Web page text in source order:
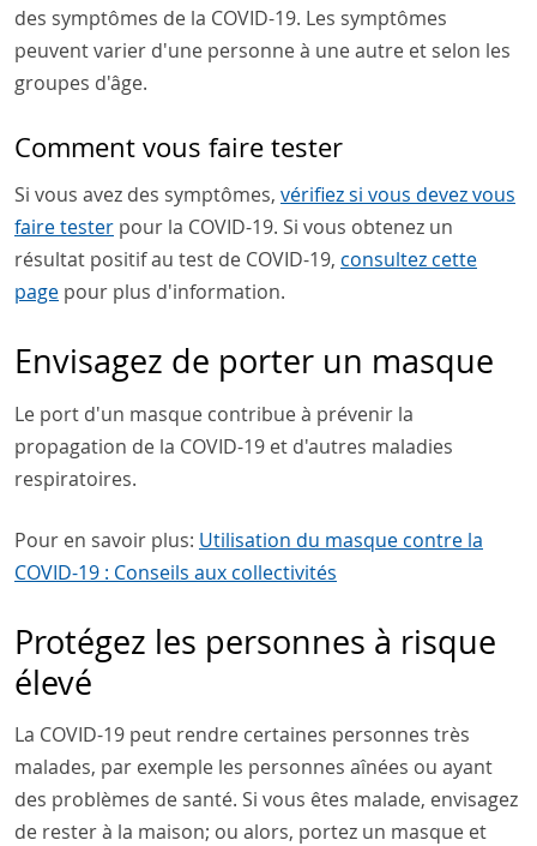
des symptômes de la COVID-19. Les symptômes
peuvent varier d'une personne à une autre et selon les
groupes d'âge.
Comment vous faire tester
Si vous avez des symptômes, vérifiez si vous devez vous
faire tester pour la COVID-19. Si vous obtenez un
résultat positif au test de COVID-19, consultez cette
page pour plus d'information.
Envisagez de porter un masque
Le port d'un masque contribue à prévenir la
propagation de la COVID-19 et d'autres maladies
respiratoires.
Pour en savoir plus: Utilisation du masque contre la
COVID-19 : Conseils aux collectivités
Protégez les personnes à risque
élevé
La COVID-19 peut rendre certaines personnes très
malades, par exemple les personnes aînées ou ayant
des problèmes de santé. Si vous êtes malade, envisagez
de rester à la maison; ou alors, portez un masque et